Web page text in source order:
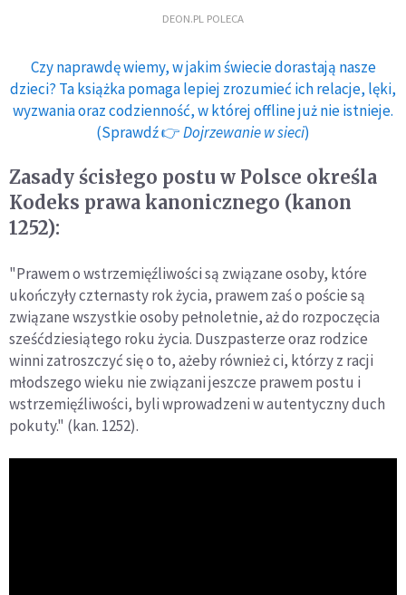
DEON.PL POLECA
Czy naprawdę wiemy, w jakim świecie dorastają nasze
dzieci? Ta książka pomaga lepiej zrozumieć ich relacje, lęki,
wyzwania oraz codzienność, w której offline już nie istnieje.
(Sprawdź 👉Dojrzewanie w sieci)
Zasady ścisłego postu w Polsce określa
Kodeks prawa kanonicznego (kanon
1252):
"Prawem o wstrzemięźliwości są związane osoby, które
ukończyły czternasty rok życia, prawem zaś o poście są
związane wszystkie osoby pełnoletnie, aż do rozpoczęcia
sześćdziesiątego roku życia. Duszpasterze oraz rodzice
winni zatroszczyć się o to, ażeby również ci, którzy z racji
młodszego wieku nie związani jeszcze prawem postu i
wstrzemięźliwości, byli wprowadzeni w autentyczny duch
pokuty." (kan. 1252).